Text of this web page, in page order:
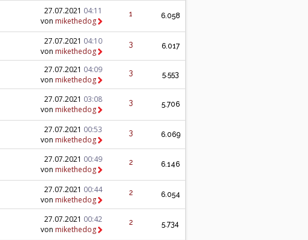
27.07.2021 04:11
von mikethedog
1 6.058
27.07.2021 04:10
von mikethedog
3 6.017
27.07.2021 04:09
von mikethedog
3 5.553
27.07.2021 03:08
von mikethedog
3 5.706
27.07.2021 00:53
von mikethedog
3 6.069
27.07.2021 00:49
von mikethedog
2 6.146
27.07.2021 00:44
von mikethedog
2 6.054
27.07.2021 00:42
von mikethedog
2 5.734